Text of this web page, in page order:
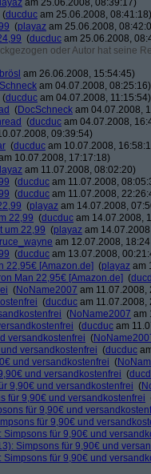
am 25.06.2008, 08:39:17)
(ducduc am 25.06.2008, 08:41:18)
(playaz am 25.06.2008,
(ducduc am 25.06.2008,
oder Autor hat seine
brösl am 26.06.2008, 15:54:45)
am 04.07.2008, 08:25:16)
(ducduc am 04.07.2008, 11:15:54)
(DocSchneck am 04.07.2008,
(ducduc am 04.07.2008,
09:39:54)
(ducduc am 10.07.2008,
10.07.2008, 17:17:18)
am 11.07.2008, 08:02:20)
(ducduc am 11.07.2008,
(ducduc am 11.07.2008,
(playaz am 14.07.2008,
22,99 (ducduc am 14.07.2008,
um 22,99 (playaz am
am 12.07.2008,
(ducduc am 13.07.2008,
22,95€ [Amazon.de] (playaz am
Man 22,95€ [Amazon.de] (
(NoName2007 am 11.07.2008,
(ducduc am 11.07.2008,
(NoName2007 am
(ducduc am
versandkostenfrei (
versandkostenfrei (ducduc
und versandkostenfrei (
und versandkostenfrei (
9,90€ und versandkostenfrei (
für 9,90€ und versandkostenfrei
für 9,90€ und
für 9,90€ und
Simpsons für 9,90€ und
Simpsons für 9,90€ und
Simpsons für 9,90€ und